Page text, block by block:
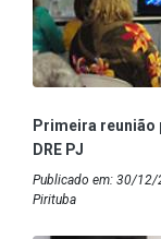
Primeira reunião
DRE PJ
Publicado em: 30/12/
Pirituba